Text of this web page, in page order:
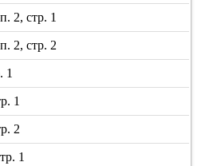
2, стр. 1
2, стр. 2
1
1
2
1